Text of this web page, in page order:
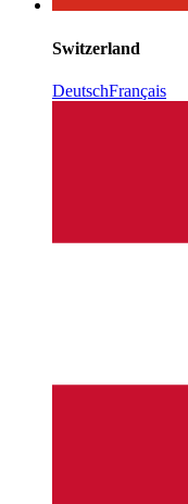
Switzerland
DeutschFrançais